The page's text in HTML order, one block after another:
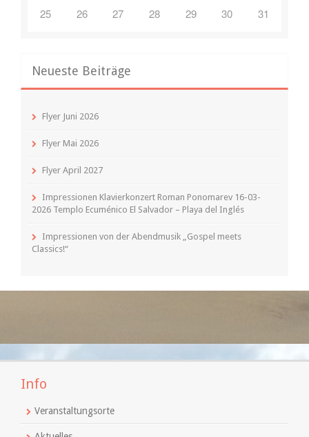
25 26 27 28 29 30 31
Neueste Beiträge
Flyer Juni 2026
Flyer Mai 2026
Flyer April 2027
Impressionen Klavierkonzert Roman Ponomarev 16-03-
2026 Templo Ecuménico El Salvador – Playa del Inglés
Impressionen von der Abendmusik „Gospel meets
Classics!“
Info
Veranstaltungsorte